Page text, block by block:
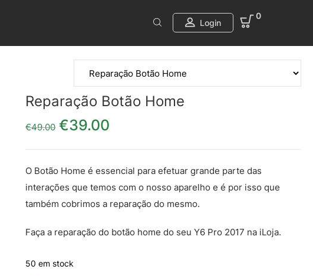
Login
0
Reparação Botão Home
€49.00 O preço original era: €49.00.
€39.00
O Botão Home é essencial para efetuar grande parte das
interações que temos com o nosso aparelho e é por isso que
também cobrimos a reparação do mesmo.
Faça a reparação do botão home do seu Y6 Pro 2017 na iLoja.
50 em stock